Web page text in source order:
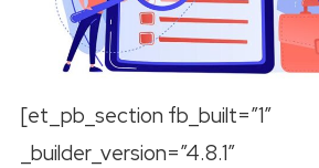
[et_pb_section fb_built=”1″
_builder_version=”4.8.1″